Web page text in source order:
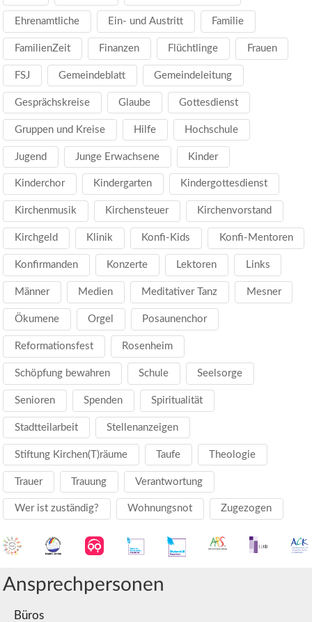
Ehrenamtliche Ein- und Austritt Familie
FamilienZeit Finanzen Flüchtlinge Frauen
FSJ Gemeindeblatt Gemeindeleitung
Gesprächskreise Glaube Gottesdienst
Gruppen und Kreise Hilfe Hochschule
Jugend Junge Erwachsene Kinder
Kinderchor Kindergarten Kindergottesdienst
Kirchenmusik Kirchensteuer Kirchenvorstand
Kirchgeld Klinik Konfi-Kids Konfi-Mentoren
Konfirmanden Konzerte Lektoren Links
Männer Medien Meditativer Tanz Mesner
Ökumene Orgel Posaunenchor
Reformationsfest Rosenheim
Schöpfung bewahren Schule Seelsorge
Senioren Spenden Spiritualität
Stadtteilarbeit Stellenanzeigen
Stiftung Kirchen(T)räume Taufe Theologie
Trauer Trauung Verantwortung
Wer ist zuständig? Wohnungsnot Zugezogen
Ansprechpersonen
Büros